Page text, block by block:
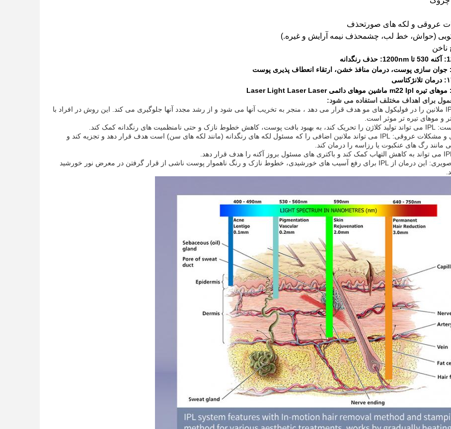
عروقی و لکه های صورتحذف
حذف نیمه آرایش و غیره.)
1. حذف مو: IPL ملانین را در فولیکول های مو هدف قرار می دهد ، منجر به تخریب آنها می شود و از رشد مجدد آنها جلوگیری می کند. این روش در افراد با
موهای تیره تر موثر است.
3رنگدانه سازی و مشکلات عروقی: IPL می تواند ملانین اضافی را که مسئول لکه های رنگدانه (مانند لکه های سن) است هدف قرار دهد و تجزیه کند و
رگ های عنکبوت یا رزاسه را درمان کند.
5. جوانسازی تصویری: این درمان از IPL برای رفع آسیب های خورشیدی، خطوط نازک و رنگ ناهموار پوست ناشی از قرار گرفتن در معرض نور خورشید